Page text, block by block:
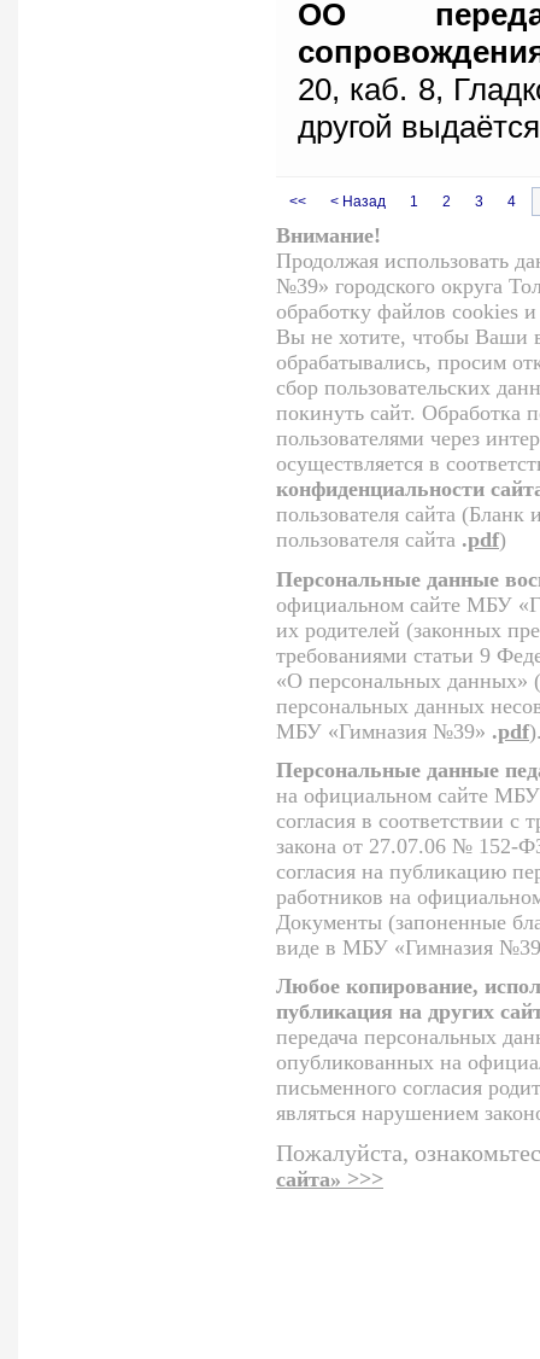
ОО
20, каб. 8,
другой
<< < Назад 1 2 3 4
Внимание!
Продолжая использовать
№39» городского округа
обработку файлов cookies
Вы не хотите, чтобы Ваши
обрабатывались, просим
сбор пользовательских
покинуть сайт. Обработка
пользователями через
осуществляется в
конфиденциальности
пользователя сайта (Бланк
пользователя сайта .pdf)
Персональные данные
официальном сайте МБУ
их родителей (законных
требованиями статьи 9
«О персональных данных»
персональных данных
МБУ «Гимназия №39» .pdf
Персональные данные
на официальном сайте
согласия в соответствии с
закона от 27.07.06 № 152-
согласия на публикацию
работников на
Документы (запоненные
виде в МБУ «Гимназия
Любое копирование,
публикация на других
передача персональных
опубликованных на
письменного согласия
являться нарушением
Пожалуйста,
сайта» >>>